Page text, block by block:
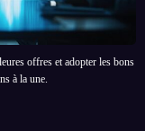
offres et adopter les bons
à la une.